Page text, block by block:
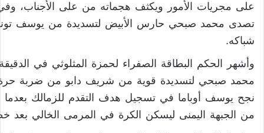
على مجريات الأمور ويكثف هجماته من على الأجناب، وفي
تصدى محمد صبحي حارس الأبيض لتسديدة من يوسف
شباكه.
نجح يوسف أوباما في تسجيل هدف التقدم للزمالك
من الجبهة اليمنى ليسكن الكرة في المرمى الخالي